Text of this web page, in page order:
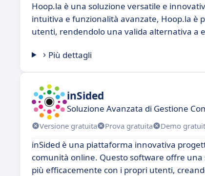
Hoop.la è una soluzione versatile e
intuitiva e funzionalità avanzate, Hoop.la è
utenti, rendendolo una valida alternativa a
Più dettagli
inSided
Soluzione Avanzata di Gestione
Versione gratuita Prova gratuita Demo
inSided è una piattaforma innovativa
comunità online. Questo software offre
più efficacemente con i propri utenti,